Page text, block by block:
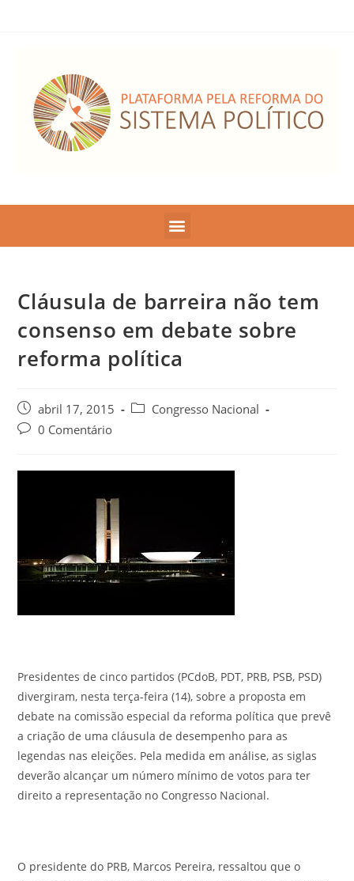
Cláusula de barreira não tem
consenso em debate sobre
reforma política
abril 17, 2015
Congresso Nacional
0 Comentário
Presidentes de cinco partidos (PCdoB, PDT, PRB, PSB, PSD)
divergiram, nesta terça-feira (14), sobre a proposta em
debate na comissão especial da reforma política que prevê
a criação de uma cláusula de desempenho para as
legendas nas eleições. Pela medida em análise, as siglas
deverão alcançar um número mínimo de votos para ter
direito a representação no Congresso Nacional.
O presidente do PRB, Marcos Pereira, ressaltou que o